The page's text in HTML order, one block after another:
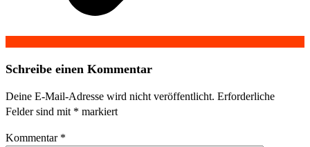
Schreibe einen Kommentar
Deine E-Mail-Adresse wird nicht veröffentlicht. Erforderliche
Felder sind mit * markiert
Kommentar *